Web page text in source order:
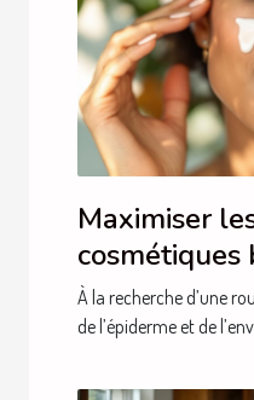
Maximiser
cosmétiques
peau
À la recherche d’une
de l’épiderme et de